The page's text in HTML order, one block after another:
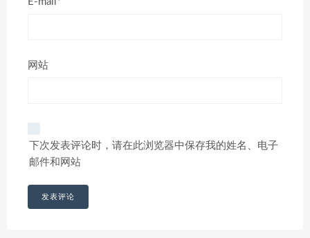
网站
下次发表评论时，请在此浏览器中保存我的姓名、电子
邮件和网站